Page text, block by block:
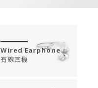
Wired Earphone
有線耳機